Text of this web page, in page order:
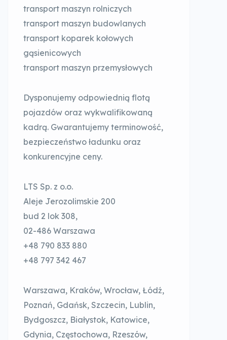
transport maszyn rolniczych
transport maszyn budowlanych
transport koparek kołowych
gąsienicowych
transport maszyn przemysłowych
Dysponujemy odpowiednią flotą
pojazdów oraz wykwalifikowaną
kadrą. Gwarantujemy terminowość,
bezpieczeństwo ładunku oraz
konkurencyjne ceny.
LTS Sp. z o.o.
Aleje Jerozolimskie 200
bud 2 lok 308,
02-486 Warszawa
+48 790 833 880
+48 797 342 467
Warszawa, Kraków, Wrocław, Łódź,
Poznań, Gdańsk, Szczecin, Lublin,
Bydgoszcz, Białystok, Katowice,
Gdynia, Częstochowa, Rzeszów,